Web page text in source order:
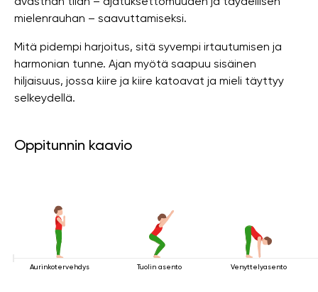
mielenrauhan – saavuttamiseksi.
Mitä pidempi harjoitus, sitä syvempi irtautumisen ja
harmonian tunne. Ajan myötä saapuu sisäinen
hiljaisuus, jossa kiire ja kiire katoavat ja mieli täyttyy
selkeydellä.
Oppitunnin kaavio
Aurinkotervehdys Tuolin asento Venyttelyasento